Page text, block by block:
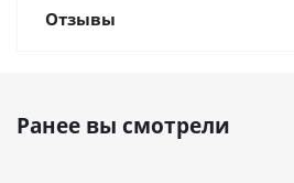
Отзывы
Ранее вы смотрели